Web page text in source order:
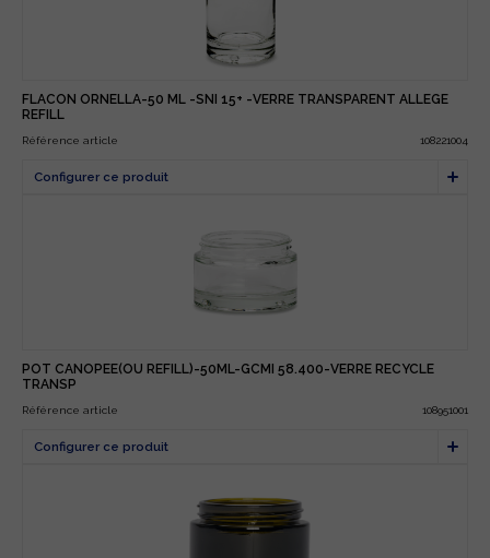
FLACON ORNELLA-50 ML -SNI 15+ -VERRE TRANSPARENT ALLEGE
REFILL
Référence article 108221004
POT CANOPEE(OU REFILL)-50ML-GCMI 58.400-VERRE RECYCLE
TRANSP
Référence article 108951001